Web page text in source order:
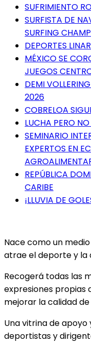
SUFRIMIENTO
SURFISTA DE
SURFING
DEPORTES
MÉXICO SE
JUEGOS
DEMI
2026
COBRELOA
LUCHA PERO
SEMINARIO
EXPERTOS EN
REPÚBLICA
CARIBE
¡LLUVIA DE
Nace como un
atrae el deporte y la
Recogerá todas las
expresiones propias
mejorar la calidad
Una vitrina de
deportistas y